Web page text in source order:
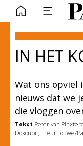
IN HET
Wat ons opviel
nieuws dat we
die vloggen
Tekst Peter van
Dokoupil, Fleur Louwe/